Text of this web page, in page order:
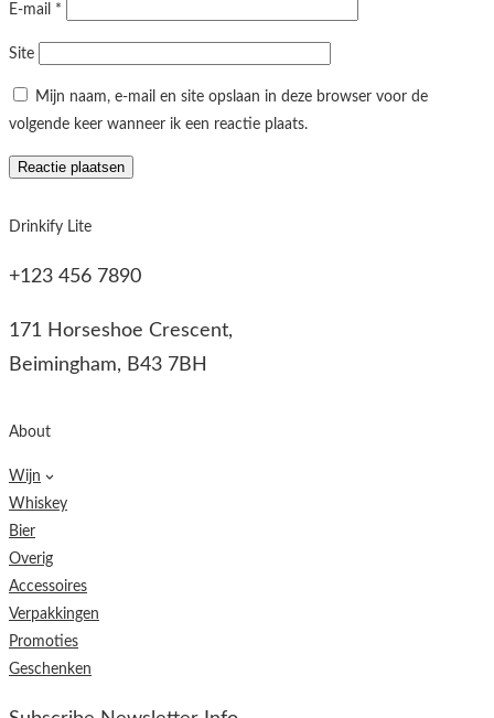
E-mail *
Site
Mijn naam, e-mail en site opslaan in deze browser voor de
volgende keer wanneer ik een reactie plaats.
Drinkify Lite
+123 456 7890
171 Horseshoe Crescent,
Beimingham, B43 7BH
About
Wijn
Whiskey
Bier
Overig
Accessoires
Verpakkingen
Promoties
Geschenken